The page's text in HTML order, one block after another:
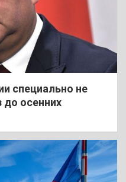
специально не
осенних